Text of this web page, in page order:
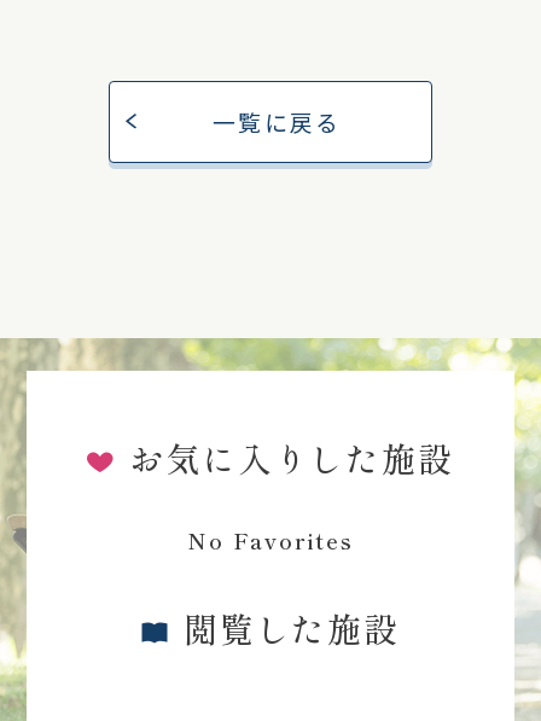
一覧に戻る
お気に入りした施設
No Favorites
閲覧した施設